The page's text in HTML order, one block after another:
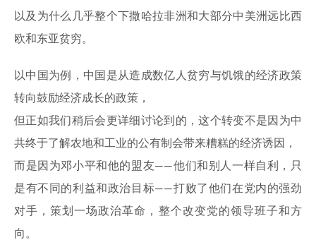
以及为什么几乎整个下撒哈拉非洲和大部分中美洲远比西
欧和东亚贫穷。
以中国为例，中国是从造成数亿人贫穷与饥饿的经济政策
转向鼓励经济成长的政策，
但正如我们稍后会更详细讨论到的，这个转变不是因为中
共终于了解农地和工业的公有制会带来糟糕的经济诱因，
而是因为邓小平和他的盟友——他们和别人一样自利，只
是有不同的利益和政治目标——打败了他们在党内的强劲
对手，策划一场政治革命，整个改变党的领导班子和方
向。